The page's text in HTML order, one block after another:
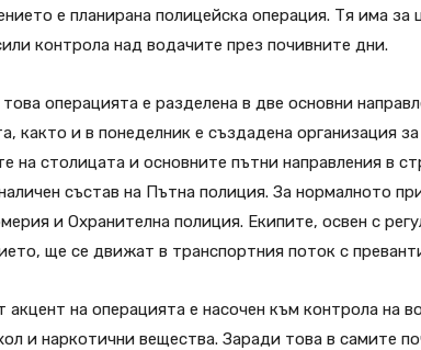
е планирана полицейска операция. Тя има
контрола над водачите през почивните дни.
операцията е разделена в две основни
както и в понеделник е създадена организация
на столицата и основните пътни направления в
състав на Пътна полиция. За нормалното
и Охранителна полиция. Екипите, освен с
ще се движат в транспортния поток с
акцент на операцията е насочен към контрола на
и наркотични вещества. Заради това в самите